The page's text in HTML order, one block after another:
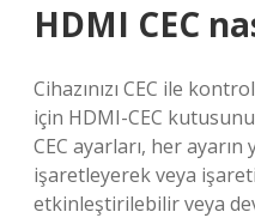
HDMI CEC
Cihazınızı CEC ile
için HDMI-CEC
CEC ayarları, her
işaretleyerek veya
etkinleştirilebilir veya